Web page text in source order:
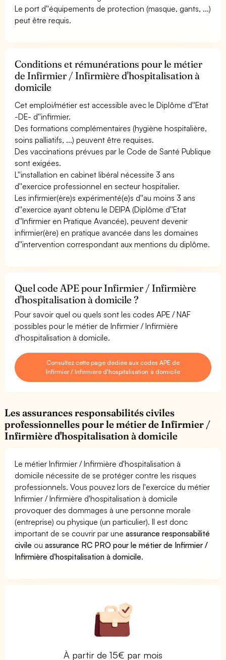
Le port d''équipements de protection (masque, gants, ...)
peut être requis.
Conditions et rémunérations pour le métier
de Infirmier / Infirmière d'hospitalisation à
domicile
Cet emploi/métier est accessible avec le Diplôme d''Etat
-DE- d''infirmier.
Des formations complémentaires (hygiène hospitalière,
soins palliatifs, ...) peuvent être requises.
Des vaccinations prévues par le Code de Santé Publique
sont exigées.
L''installation en cabinet libéral nécessite 3 ans
d''exercice professionnel en secteur hospitalier.
Les infirmier(ère)s expérimenté(e)s d''au moins 3 ans
d''exercice ayant obtenu le DEIPA (Diplôme d''Etat
d''Infirmier en Pratique Avancée), peuvent devenir
infirmier(ère) en pratique avancée dans les domaines
d''intervention correspondant aux mentions du diplôme.
Quel code APE pour Infirmier / Infirmière
d'hospitalisation à domicile ?
Pour savoir quel ou quels sont les codes APE / NAF
possibles pour le métier de Infirmier / Infirmière
d'hospitalisation à domicile.
Consultez cette page dédiée aux codes APE de
Infirmier / Infirmière d'hospitalisation à domicile
Les assurances responsabilités civiles
professionnelles pour le métier de Infirmier /
Infirmière d'hospitalisation à domicile
Le métier Infirmier / Infirmière d'hospitalisation à
domicile nécessite de se protéger contre les risques
professionnels. Vous pouvez lors de l'exercice du métier
Infirmier / Infirmière d'hospitalisation à domicile
provoquer des dommages à une personne morale
(entreprise) ou physique (un particulier). Il est donc
important de se couvrir par uneassurance responsabilité
civile ouassurance RC PRO pour le métier de Infirmier /
Infirmière d'hospitalisation à domicile.
À partir de 15€ par mois